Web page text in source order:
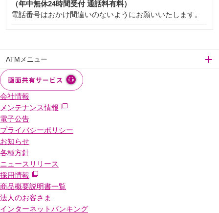
（年中無休24時間受付 通話料有料）
電話番号はおかけ間違いのないようにお願いいたします。
ATMメニュー
会社情報
メンテナンス情報
電子公告
プライバシーポリシー
お知らせ
各種方針
ニュースリリース
採用情報
商品概要説明書一覧
法人のお客さま
インターネットバンキング